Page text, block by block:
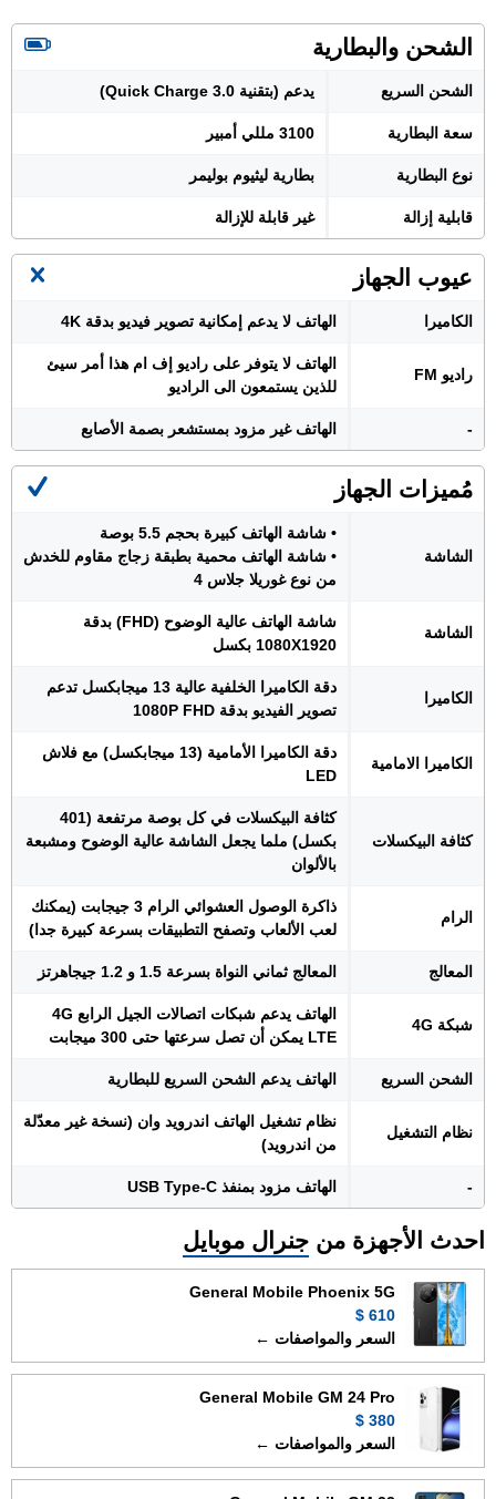
الشحن والبطارية
الشحن السريع يدعم (بتقنية Quick Charge 3.0)
سعة البطارية 3100 مللي أمبير
نوع البطارية بطارية ليثيوم بوليمر
قابلية إزالة غير قابلة للإزالة
عيوب الجهاز
الكاميرا الهاتف لا يدعم إمكانية تصوير فيديو بدقة 4K
راديو FM
الهاتف لا يتوفر على راديو إف ام هذا أمر سيئ
للذين يستمعون الى الراديو
- الهاتف غير مزود بمستشعر بصمة الأصابع
مُميزات الجهاز
الشاشة
• شاشة الهاتف كبيرة بحجم 5.5 بوصة
• شاشة الهاتف محمية بطبقة زجاج مقاوم للخدش
من نوع غوريلا جلاس 4
الشاشة
شاشة الهاتف عالية الوضوح (FHD) بدقة
1080X1920 بكسل
الكاميرا
دقة الكاميرا الخلفية عالية 13 ميجابكسل تدعم
تصوير الفيديو بدقة 1080P FHD
الكاميرا الامامية
دقة الكاميرا الأمامية (13 ميجابكسل) مع فلاش
LED
كثافة البيكسلات
كثافة البيكسلات في كل بوصة مرتفعة (401
بكسل) ملما يجعل الشاشة عالية الوضوح ومشبعة
بالألوان
الرام
ذاكرة الوصول العشوائي الرام 3 جيجابت (يمكنك
لعب الألعاب وتصفح التطبيقات بسرعة كبيرة جدا)
المعالج المعالج ثماني النواة بسرعة 1.5 و 1.2 جيجاهرتز
شبكة 4G
الهاتف يدعم شبكات اتصالات الجيل الرابع 4G
LTE يمكن أن تصل سرعتها حتى 300 ميجابت
الشحن السريع الهاتف يدعم الشحن السريع للبطارية
نظام التشغيل
نظام تشغيل الهاتف اندرويد وان (نسخة غير معدّلة
من اندرويد)
- الهاتف مزود بمنفذ USB Type-C
احدث الأجهزة من جنرال موبايل
General Mobile Phoenix 5G
610 $
السعر والمواصفات ←
General Mobile GM 24 Pro
380 $
السعر والمواصفات ←